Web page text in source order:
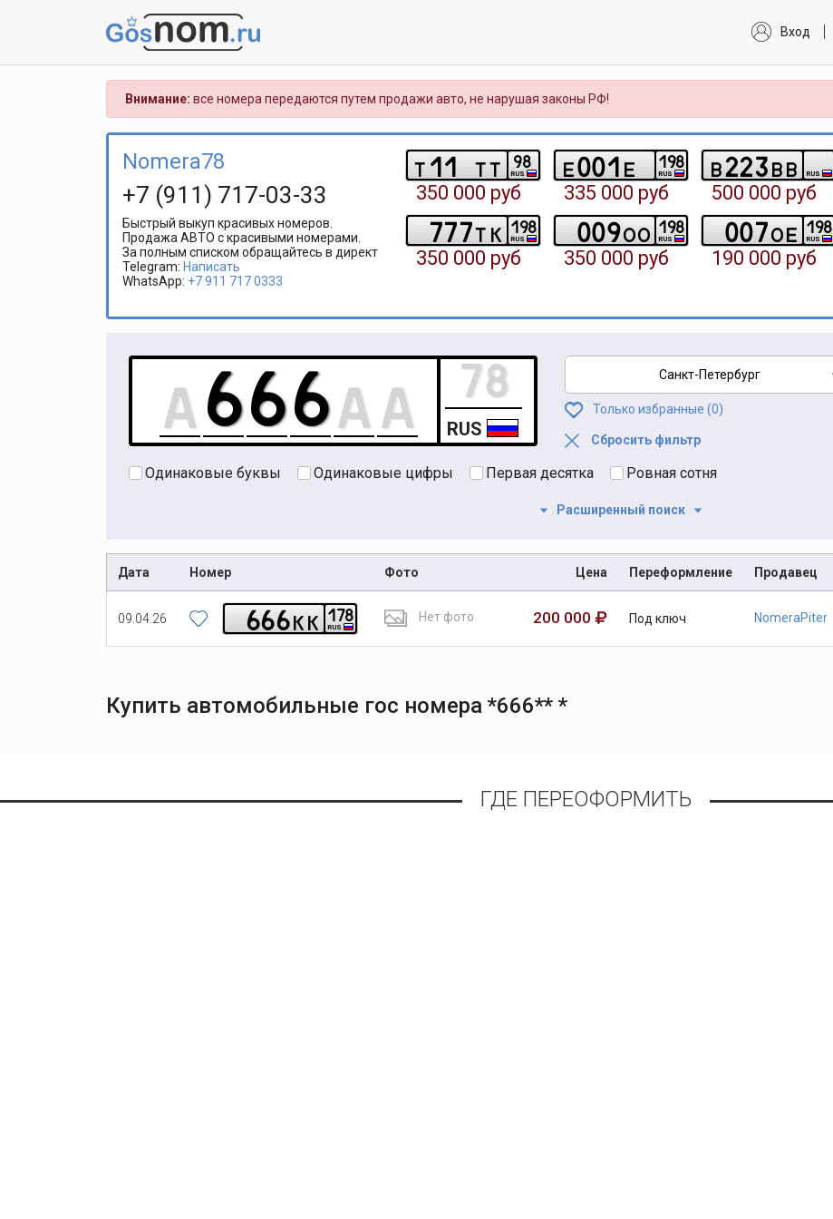
Вход
Внимание: все номера передаются путем продажи авто, не нарушая законы РФ!
Nomera78
+7 (911) 717-03-33
Быстрый выкуп красивых номеров.
Продажа АВТО с красивыми номерами.
За полным списком обращайтесь в директ
Telegram: Написать
WhatsApp: ‪+7 911 717 0333
t11 tt RUS
98
350 000 руб
e001e RUS
198
335 000 руб
b223b b RUS
500 000 руб
777t k RUS
198
350 000 руб
009oo RUS
198
350 000 руб
007oe RUS
198
190 000 руб
RUS
Санкт-Петербург
Только избранные (0)
Сбросить фильтр
Одинаковые буквы Одинаковые цифры Первая десятка Ровная сотня
Расширенный поиск
Дата Номер Фото Цена Переформление Продавец
09.04.26 666k k RUS
178 Нет фото 200 000 Под ключ NomeraPiter
Купить автомобильные гос номера *666** *
ГДЕ ПЕРЕОФОРМИТЬ